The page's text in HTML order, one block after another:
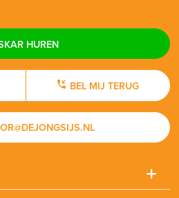
HUREN
BEL MIJ TERUG